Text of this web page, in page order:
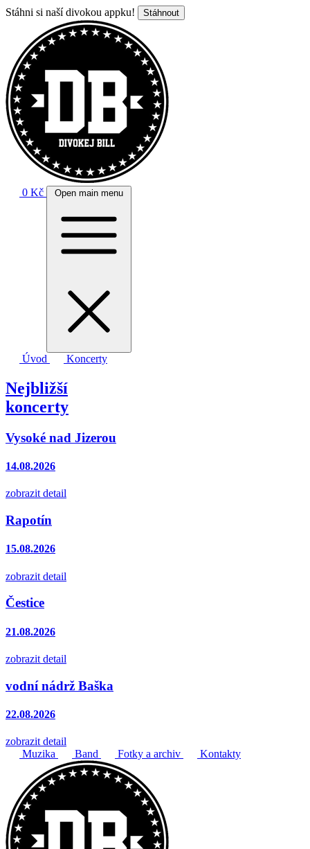
Stáhni si naší divokou appku! Stáhnout
0 Kč Open main menu
Úvod Koncerty
Nejbližší
koncerty
Vysoké nad Jizerou
14.08.2026
zobrazit detail
Rapotín
15.08.2026
zobrazit detail
Čestice
21.08.2026
zobrazit detail
vodní nádrž Baška
22.08.2026
zobrazit detail
Muzika
Band Fotky a archiv Kontakty